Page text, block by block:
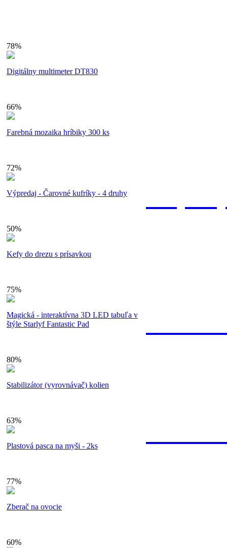
78%
Digitálny multimeter DT830
66%
Farebná mozaika hríbiky 300 ks
72%
Výpredaj - Čarovné kufríky - 4 druhy
50%
Kefy do drezu s prísavkou
75%
Magická - interaktívna 3D LED tabuľa v
štýle Starlyf Fantastic Pad
80%
Stabilizátor (vyrovnávač) kolien
63%
Plastová pasca na myši - 2ks
77%
Zberač na ovocie
60%